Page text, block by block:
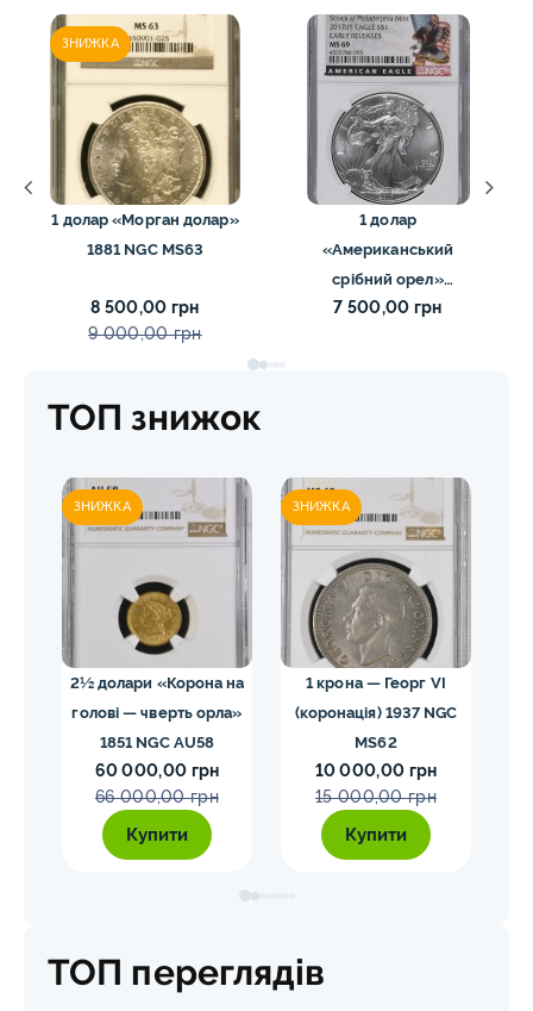
ЗНИЖКА
1 долар «Морган долар»
1881 NGC MS63
8 500,00 грн
9 000,00 грн
1 долар
«Американський
срібний орел»
(інвестиційна монета)
7 500,00 грн
ТОП знижок
ЗНИЖКА
2½ долари «Корона на
голові — чверть орла»
1851 NGC AU58
60 000,00 грн
66 000,00 грн
Купити
ЗНИЖКА
1 крона — Георг VI
(коронація) 1937 NGC
MS62
10 000,00 грн
15 000,00 грн
Купити
ТОП переглядів